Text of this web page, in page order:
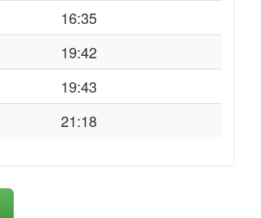
16:35
19:42
19:43
21:18